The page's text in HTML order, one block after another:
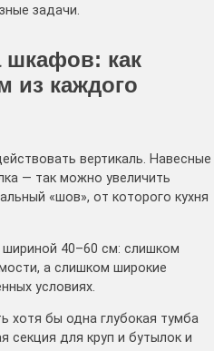
задачи.
как
из каждого
вертикаль. Навесные
— так можно увеличить
«шов», от которого кухня
40–60 см: слишком
а слишком широкие
условиях.
хотя бы одна глубокая тумба
секция для круп и бутылок и